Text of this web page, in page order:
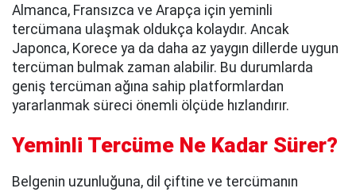
Almanca, Fransızca ve Arapça için yeminli
tercümana ulaşmak oldukça kolaydır. Ancak
Japonca, Korece ya da daha az yaygın dillerde uygun
tercüman bulmak zaman alabilir. Bu durumlarda
geniş tercüman ağına sahip platformlardan
yararlanmak süreci önemli ölçüde hızlandırır.
Yeminli Tercüme Ne Kadar Sürer?
Belgenin uzunluğuna, dil çiftine ve tercümanın